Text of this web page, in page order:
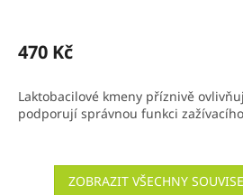
470 Kč
Laktobacilové kmeny příznivě
podporují správnou funkci
ZOBRAZIT VŠECHNY